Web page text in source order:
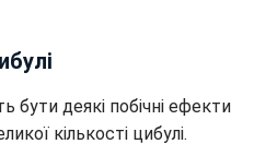
деякі побічні ефекти
кількості цибулі.